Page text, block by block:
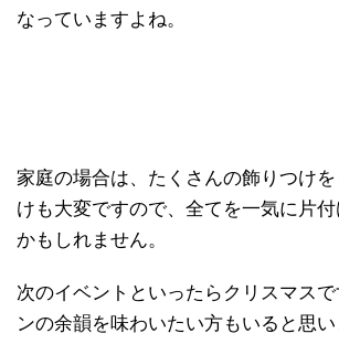
なっていますよね。
家庭の場合は、たくさんの飾りつけ
けも大変ですので、全てを一気に片
かもしれません。
次のイベントといったらクリスマス
ンの余韻を味わいたい方もいると思い